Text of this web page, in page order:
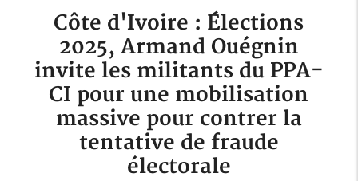
Côte d'Ivoire : Élections
2025, Armand Ouégnin
invite les militants du PPA-
CI pour une mobilisation
massive pour contrer la
tentative de fraude
électorale